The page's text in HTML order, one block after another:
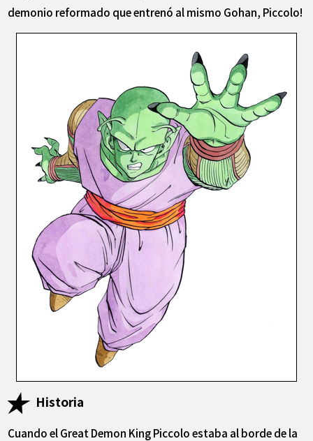
demonio reformado que entrenó al mismo Gohan, Piccolo!
Historia
Cuando el Great Demon King Piccolo estaba al borde de la